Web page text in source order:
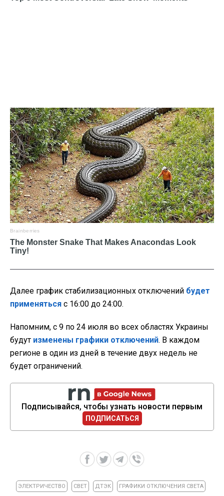
Далее график стабилизационных отключений будет
применяться с 16:00 до 24:00.
Напомним, с 9 по 24 июля во всех областях Украины
будут изменены графики отключений. В каждом
регионе в один из дней в течение двух недель не
будет ограничений.
Подписывайся, чтобы узнать новости первым
ПОДПИСАТЬСЯ
ЭЛЕКТРИЧЕСТВО СВЕТ ДТЭК ГРАФИКИ ОТКЛЮЧЕНИЯ СВЕТА